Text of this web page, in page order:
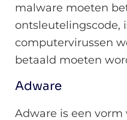
malware moeten
ontsleutelingscode,
computervirussen
betaald moeten
Adware
Adware is een